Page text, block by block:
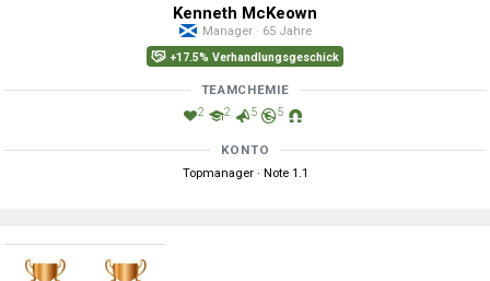
Kenneth McKeown
Manager · 65 Jahre
+17.5% Verhandlungsgeschick
TEAMCHEMIE
2 2 5 5
KONTO
Topmanager · Note 1.1